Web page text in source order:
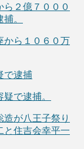
２億７０００
。
から１０６０万
で逮捕
で逮捕。
が八王子祭り
と住吉会幸平一